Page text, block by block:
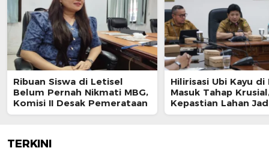
Ribuan Siswa di Letisel
Belum Pernah Nikmati MBG,
Komisi II Desak Pemerataan
Hilirisasi Ubi Kayu di
Masuk Tahap
Kepastian Lahan
Penentu
TERKINI